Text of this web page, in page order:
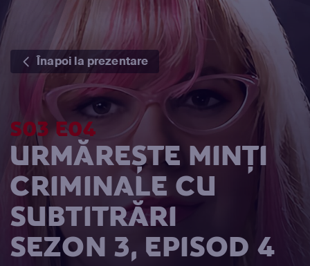
Înapoi la prezentare
S03 E04
URMĂREȘTE MINŢI
CRIMINALE CU
SUBTITRĂRI
SEZON 3, EPISOD 4